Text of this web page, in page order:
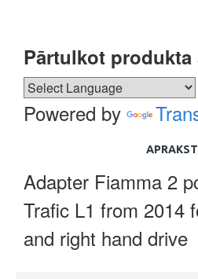
Pārtulkot produkta
Powered by
Adapter Fiamma 2
Trafic L1 from 2014
and right hand drive